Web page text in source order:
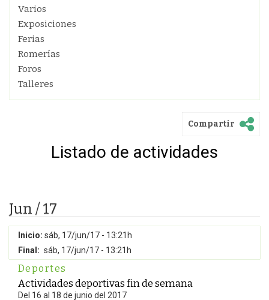
Varios
Exposiciones
Ferias
Romerías
Foros
Talleres
Compartir
Listado de actividades
Jun / 17
Inicio: sáb, 17/jun/17 - 13:21h
Final: sáb, 17/jun/17 - 13:21h
Deportes
Actividades deportivas fin de semana
Del 16 al 18 de junio del 2017